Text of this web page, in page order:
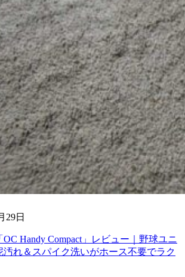
29日
Handy Compact」レビュー｜野球ユニ
汚れ＆スパイク洗いがホース不要でラク